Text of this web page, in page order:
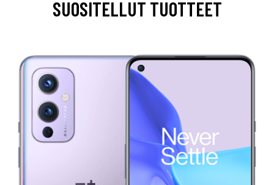
SUOSITELLUT TUOTTEET